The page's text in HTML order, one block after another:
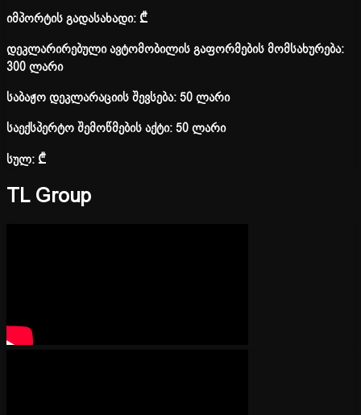
იმპორტის გადასახადი:₾
დეკლარირებული ავტომობილის გაფორმების მომსახურება:
300 ლარი
საბაჟო დეკლარაციის შევსება: 50 ლარი
საექსპერტო შემოწმების აქტი: 50 ლარი
სულ:₾
TL Group